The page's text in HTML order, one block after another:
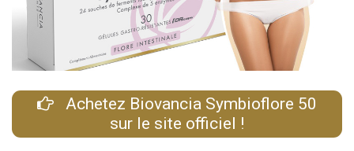
Achetez Biovancia Symbioflore 50
sur le site officiel !